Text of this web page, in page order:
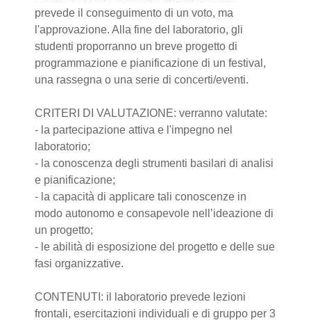
prevede il conseguimento di un voto, ma
l'approvazione. Alla fine del laboratorio, gli
studenti proporranno un breve progetto di
programmazione e pianificazione di un festival,
una rassegna o una serie di concerti/eventi.
CRITERI DI VALUTAZIONE: verranno valutate:
- la partecipazione attiva e l'impegno nel
laboratorio;
- la conoscenza degli strumenti basilari di analisi
e pianificazione;
- la capacità di applicare tali conoscenze in
modo autonomo e consapevole nell’ideazione di
un progetto;
- le abilità di esposizione del progetto e delle sue
fasi organizzative.
CONTENUTI: il laboratorio prevede lezioni
frontali, esercitazioni individuali e di gruppo per 3